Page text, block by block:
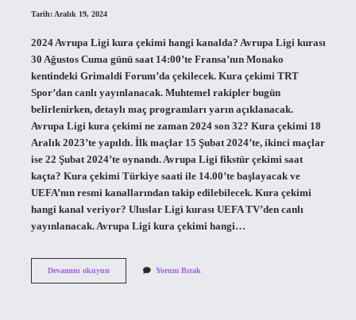
Tarih: Aralık 19, 2024
2024 Avrupa Ligi kura çekimi hangi kanalda? Avrupa Ligi kurası
30 Ağustos Cuma günü saat 14:00’te Fransa’nın Monako
kentindeki Grimaldi Forum’da çekilecek. Kura çekimi TRT
Spor’dan canlı yayınlanacak. Muhtemel rakipler bugün
belirlenirken, detaylı maç programları yarın açıklanacak.
Avrupa Ligi kura çekimi ne zaman 2024 son 32? Kura çekimi 18
Aralık 2023’te yapıldı. İlk maçlar 15 Şubat 2024’te, ikinci maçlar
ise 22 Şubat 2024’te oynandı. Avrupa Ligi fikstür çekimi saat
kaçta? Kura çekimi Türkiye saati ile 14.00’te başlayacak ve
UEFA’nın resmi kanallarından takip edilebilecek. Kura çekimi
hangi kanal veriyor? Uluslar Ligi kurası UEFA TV’den canlı
yayınlanacak. Avrupa Ligi kura çekimi hangi…
Devamını okuyunAvrupa
Yorum Bırak